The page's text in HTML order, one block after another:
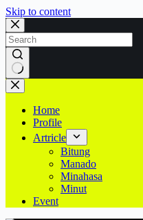
Skip to content
No
results
Home
Profile
Artricle
Bitung
Manado
Minahasa
Minut
Event